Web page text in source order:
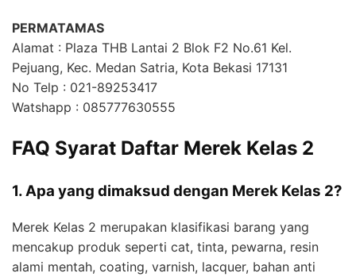
PERMATAMAS
Alamat : Plaza THB Lantai 2 Blok F2 No.61 Kel.
Pejuang, Kec. Medan Satria, Kota Bekasi 17131
No Telp : 021-89253417
Watshapp : 085777630555
FAQ Syarat Daftar Merek Kelas 2
1. Apa yang dimaksud dengan Merek Kelas 2?
Merek Kelas 2 merupakan klasifikasi barang yang
mencakup produk seperti cat, tinta, pewarna, resin
alami mentah, coating, varnish, lacquer, bahan anti